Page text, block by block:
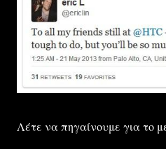
Λέτε να πηγαίνουμε για το